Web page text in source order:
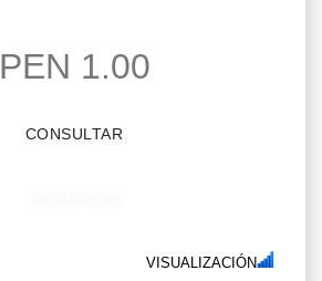
PEN 1.00
CONSULTAR
VISUALIZACIÓN